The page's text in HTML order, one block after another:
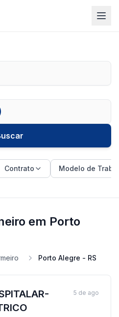
Contrato Modelo de
em Porto
Porto Alegre - RS
5 de ago